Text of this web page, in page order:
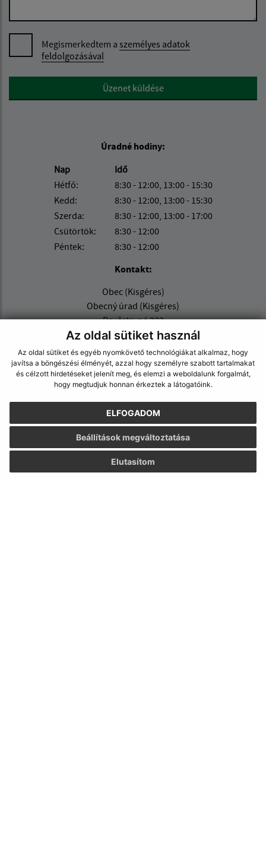
Az oldal sütiket használ
Az oldal sütiket és egyéb nyomkövető technológiákat alkalmaz, hogy
javítsa a böngészési élményét, azzal hogy személyre szabott tartalmakat
és célzott hirdetéseket jelenít meg, és elemzi a weboldalunk forgalmát,
hogy megtudjuk honnan érkeztek a látogatóink.
ELFOGADOM
Elutasítom
Beállítások megváltoztatása
Megismerkedtem a személyes adatok
feldolgozásával
Google reCaptcha ResponseÜzenet küldése
Úradné hodiny:
Nap
Idő
Hétfő:
8:30 - 12:00, 13:00 - 15:30
Kedd:
8:30 - 12:00, 13:00 - 15:30
Szerda:
8:30 - 12:00, 13:00 - 17:00
Csütörtök:
8:30 - 12:00
Péntek:
8:30 - 12:00
Kontakt:
Obec (Kisgéres)
Obecný úrad (Kisgéres)
Družstevná 233
076 52 Malý Horeš
info@malyhores.sk
+421 56 628 53 70